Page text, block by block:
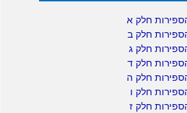
חלק א
חלק ב
חלק ג
חלק ד
חלק ה
חלק ו
חלק ז